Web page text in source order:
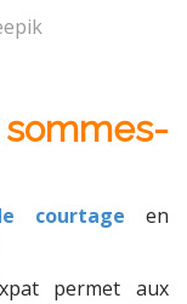
courtage en
permet aux